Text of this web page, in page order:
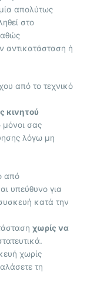
απολύτως
στο
αντικατάσταση ή
από το τεχνικό
κινητού
μόνοι σας
λόγω μη
από
υπεύθυνο για
κατά την
χωρίς να
χωρίς
τη